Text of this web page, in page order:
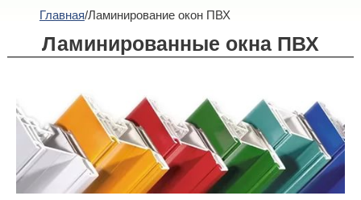
Главная/Ламинирование окон ПВХ
Ламинированные окна ПВХ